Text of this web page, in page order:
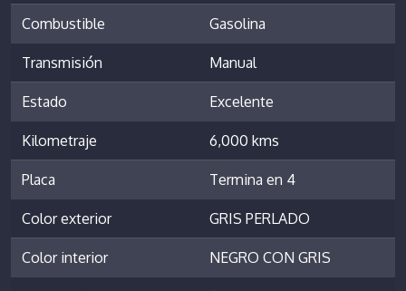
Combustible Gasolina
Transmisión Manual
Estado Excelente
Kilometraje 6,000 kms
Placa Termina en 4
Color exterior GRIS PERLADO
Color interior NEGRO CON GRIS